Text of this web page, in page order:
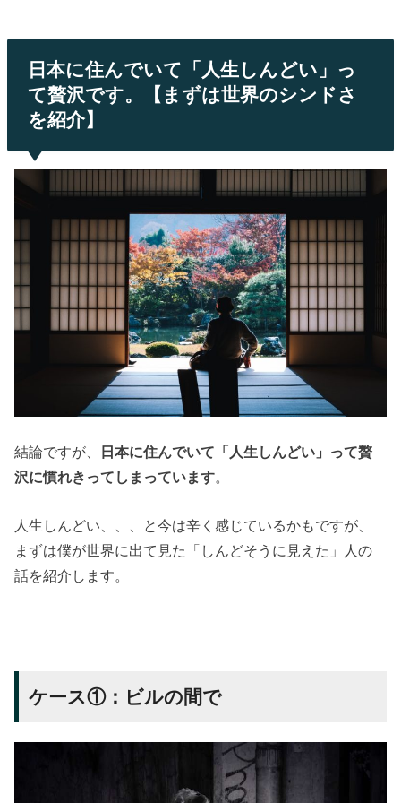
日本に住んでいて「人生しんどい」っ
て贅沢です。【まずは世界のシンドさ
を紹介】
結論ですが、
日本に住んでいて「人生しんどい」って贅
沢に慣れきってしまっています
人生しんどい、、、と今は辛く感じているかもですが、
まずは僕が世界に出て見た「しんどそうに見えた」人の
話を紹介します。
ケース①：ビルの間で